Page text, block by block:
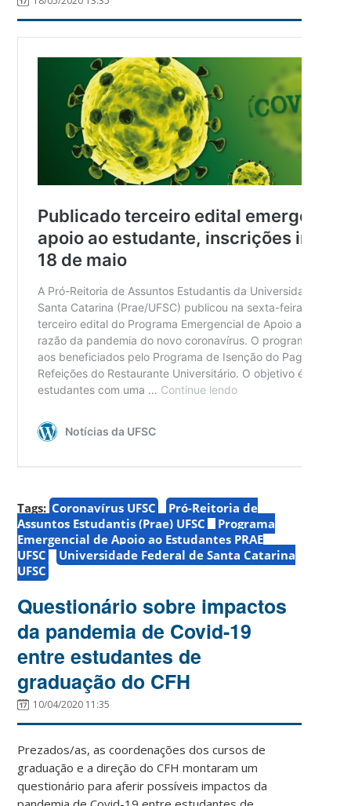
Tags: Coronavírus UFSC
Pró-Reitoria de
Assuntos Estudantis (Prae) UFSC
Programa
Emergencial de Apoio ao Estudantes PRAE
UFSC
Universidade Federal de Santa Catarina
UFSC
Questionário sobre impactos
da pandemia de Covid-19
entre estudantes de
graduação do CFH
10/04/2020 11:35
Prezados/as, as coordenações dos cursos de
graduação e a direção do CFH montaram um
questionário para aferir possíveis impactos da